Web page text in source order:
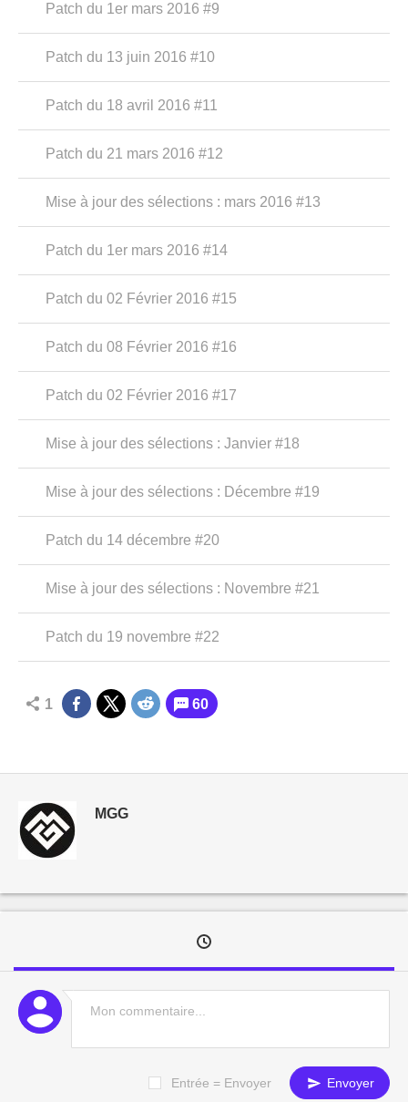
Patch du 1er mars 2016 #9
Patch du 13 juin 2016 #10
Patch du 18 avril 2016 #11
Patch du 21 mars 2016 #12
Mise à jour des sélections : mars 2016 #13
Patch du 1er mars 2016 #14
Patch du 02 Février 2016 #15
Patch du 08 Février 2016 #16
Patch du 02 Février 2016 #17
Mise à jour des sélections : Janvier #18
Mise à jour des sélections : Décembre #19
Patch du 14 décembre #20
Mise à jour des sélections : Novembre #21
Patch du 19 novembre #22
1 60
MGG
Entrée = Envoyer Envoyer